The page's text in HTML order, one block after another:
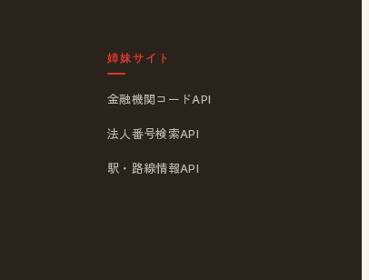
姉妹サイト
金融機関コードAPI
法人番号検索API
駅・路線情報API